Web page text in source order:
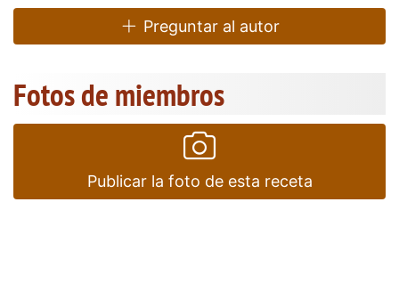
Preguntar al autor
Fotos de miembros
Publicar la foto de esta receta